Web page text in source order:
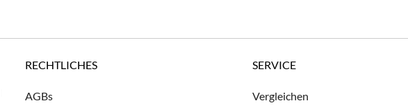
RECHTLICHES
AGBs
SERVICE
Vergleichen